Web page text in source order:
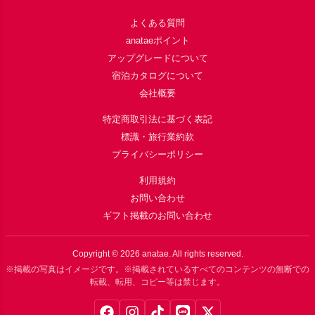
よくある質問
anataeポイント
アップグレードについて
宿泊カタログについて
会社概要
特定商取引法に基づく表記
標識・旅行業約款
プライバシーポリシー
利用規約
お問い合わせ
ギフト掲載のお問い合わせ
Copyright © 2026 anatae. All rights reserved.
※掲載の写真はイメージです。※掲載されているすべてのコンテンツの無断での
転載、転用、コピー等は禁じます。